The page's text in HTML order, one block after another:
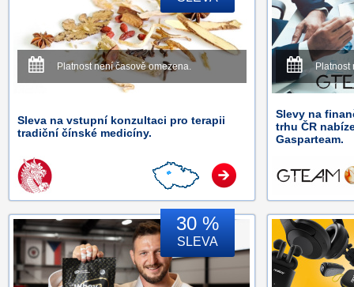
Platnost není časově omezena.
Sleva na vstupní konzultaci pro terapii
tradiční čínské medicíny.
Platnost
Slevy na
trhu ČR
Gasparteam.
30 %
SLEVA